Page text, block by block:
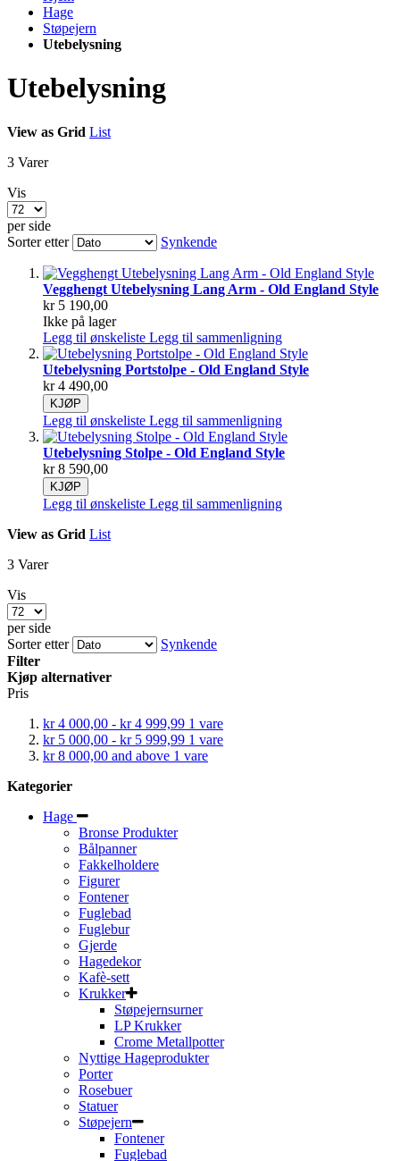
Hage
Støpejern
Utebelysning
Utebelysning
View as Grid List
3 Varer
Vis
per side
Sorter etter
Synkende
Vegghengt Utebelysning Lang Arm - Old England Style
kr 5 190,00
Ikke på lager
Legg til ønskeliste Legg til sammenligning
Utebelysning Portstolpe - Old England Style
kr 4 490,00
KJØP
Legg til ønskeliste Legg til sammenligning
Utebelysning Stolpe - Old England Style
kr 8 590,00
KJØP
Legg til ønskeliste Legg til sammenligning
View as Grid List
3 Varer
Vis
per side
Sorter etter
Synkende
Filter
Kjøp alternativer
Pris
kr 4 000,00 - kr 4 999,99 1 vare
kr 5 000,00 - kr 5 999,99 1 vare
kr 8 000,00 and above 1 vare
Kategorier
Hage
Bronse Produkter
Bålpanner
Fakkelholdere
Figurer
Fontener
Fuglebad
Fuglebur
Gjerde
Hagedekor
Kafè-sett
Krukker
Støpejernsurner
LP Krukker
Crome Metallpotter
Nyttige Hageprodukter
Porter
Rosebuer
Statuer
Støpejern
Fontener
Fuglebad